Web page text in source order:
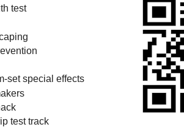
test
set special effects
test track